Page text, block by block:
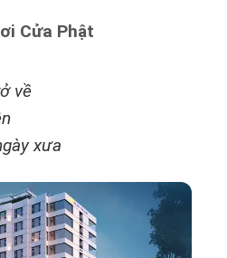
Cửa Phật
về
xưa